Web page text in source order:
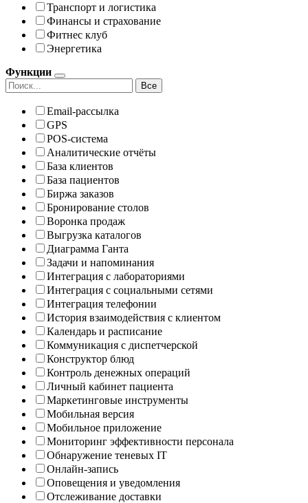
Транспорт и логистика
Финансы и страхование
Фитнес клуб
Энергетика
Функции
Все
Email-рассылка
GPS
POS-система
Аналитические отчёты
База клиентов
База пациентов
Биржа заказов
Бронирование столов
Воронка продаж
Выгрузка каталогов
Диаграмма Ганта
Задачи и напоминания
Интеграция с лабораториями
Интеграция с социальными сетями
Интеграция телефонии
История взаимодействия с клиентом
Календарь и расписание
Коммуникация с диспетчерской
Конструктор блюд
Контроль денежных операций
Личный кабинет пациента
Маркетинговые инструменты
Мобильная версия
Мобильное приложение
Мониторинг эффективности персонала
Обнаружение теневых IT
Онлайн-запись
Оповещения и уведомления
Отслеживание доставки